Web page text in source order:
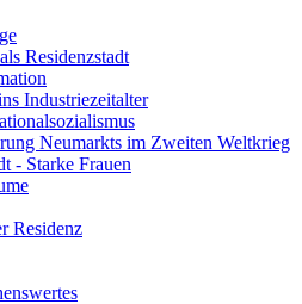
Residenzstadt
Industriezeitalter
Neumarkts im Zweiten Weltkrieg
- Starke Frauen
Residenz